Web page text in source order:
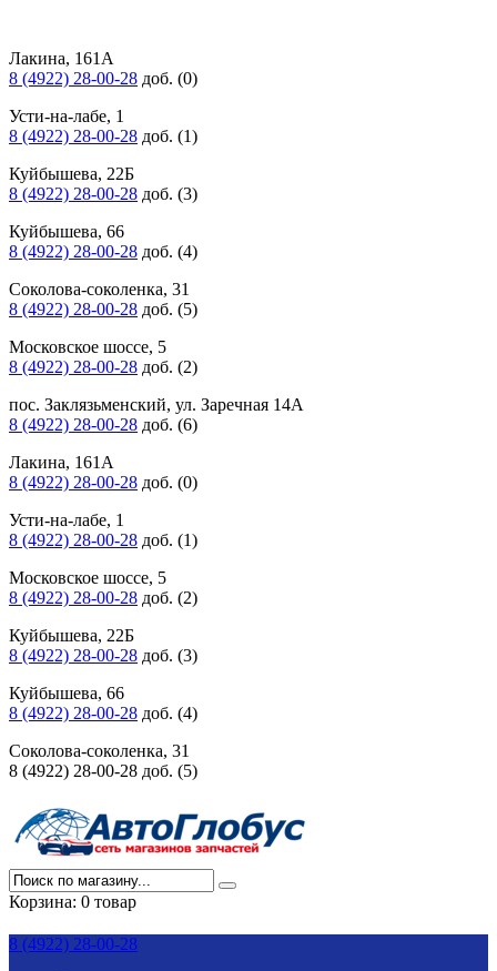
Лакина, 161А
8 (4922) 28-00-28 доб. (0)
Усти-на-лабе, 1
8 (4922) 28-00-28 доб. (1)
Куйбышева, 22Б
8 (4922) 28-00-28 доб. (3)
Куйбышева, 66
8 (4922) 28-00-28 доб. (4)
Соколова-соколенка, 31
8 (4922) 28-00-28 доб. (5)
Московское шоссе, 5
8 (4922) 28-00-28 доб. (2)
пос. Заклязьменский, ул. Заречная 14А
8 (4922) 28-00-28 доб. (6)
Лакина, 161А
8 (4922) 28-00-28 доб. (0)
Усти-на-лабе, 1
8 (4922) 28-00-28 доб. (1)
Московское шоссе, 5
8 (4922) 28-00-28 доб. (2)
Куйбышева, 22Б
8 (4922) 28-00-28 доб. (3)
Куйбышева, 66
8 (4922) 28-00-28 доб. (4)
Соколова-соколенка, 31
8 (4922) 28-00-28 доб. (5)
Корзина: 0 товар
8 (4922) 28-00-28